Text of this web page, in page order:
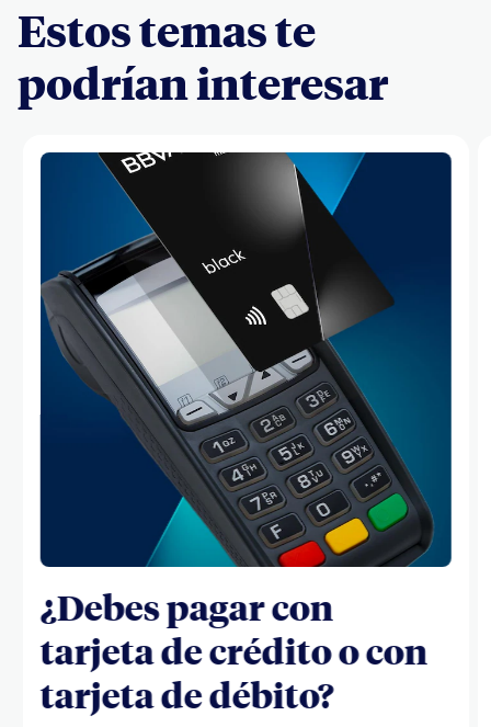
Estos temas te
podrían interesar
¿Debes pagar con
tarjeta de crédito o con
tarjeta de débito?